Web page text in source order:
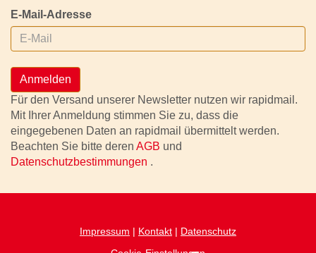
E-Mail-Adresse
Anmelden
Für den Versand unserer Newsletter nutzen wir rapidmail.
Mit Ihrer Anmeldung stimmen Sie zu, dass die
eingegebenen Daten an rapidmail übermittelt werden.
Beachten Sie bitte deren AGB und
Datenschutzbestimmungen .
Impressum | Kontakt | Datenschutz